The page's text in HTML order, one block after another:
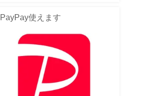
PayPay使えます